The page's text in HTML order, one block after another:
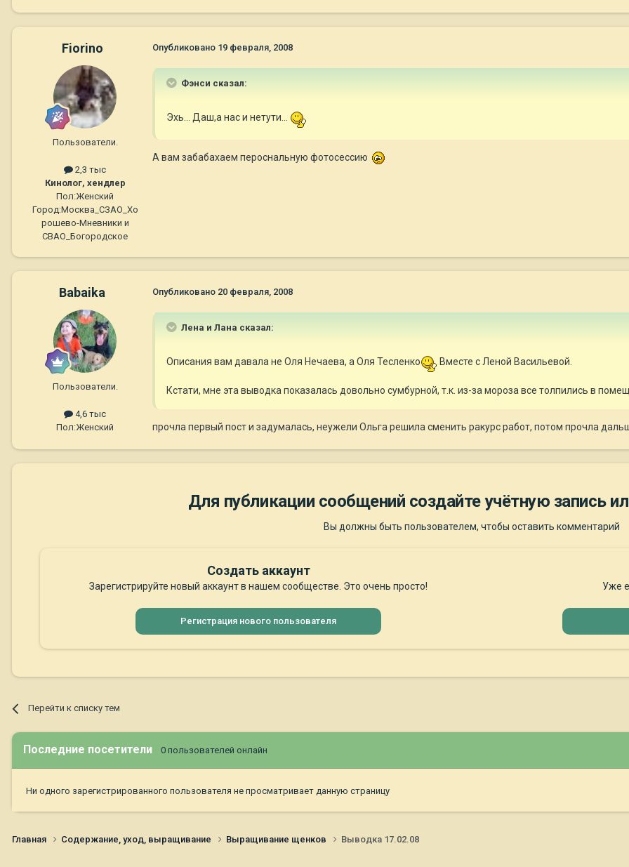
Fiorino
Пользователи.
2,3 тыс
Кинолог, хендлер
Пол:Женский
Город:Москва_СЗАО_Хо
рошево-Мневники и
СВАО_Богородское
Опубликовано 19 февраля, 2008
Фэнси сказал:
Эхь... Даш,а нас и нетути...
А вам забабахаем пероснальную фотосессию
Babaika
Пользователи.
4,6 тыс
Пол:Женский
Опубликовано 20 февраля, 2008
Лена и Лана сказал:
Описания вам давала не Оля Нечаева, а Оля Тесленко Вместе с Леной Васильевой.
Кстати, мне эта выводка показалась довольно сумбурной, т.к. из-за мороза все толпились в
прочла первый пост и задумалась, неужели Ольга решила сменить ракурс работ, потом прочла
Для публикации сообщений создайте учётную запись
Вы должны быть пользователем, чтобы оставить комментарий
Создать аккаунт
Зарегистрируйте новый аккаунт в нашем сообществе. Это очень просто!
Регистрация нового пользователя
Уже
Перейти к списку тем
Последние посетители 0 пользователей онлайн
Ни одного зарегистрированного пользователя не просматривает данную страницу
Главная Содержание, уход, выращивание Выращивание щенков Выводка 17.02.08